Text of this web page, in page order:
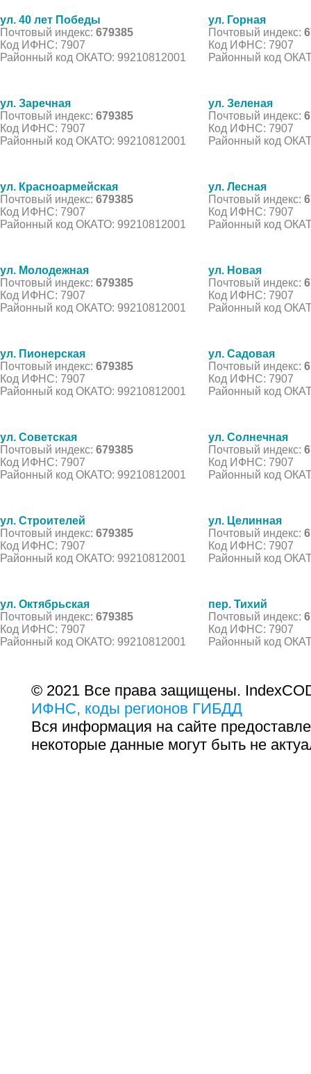
ул. 40 лет Победы
Почтовый индекс: 679385
Код ИФНС: 7907
Районный код ОКАТО: 99210812001
ул. Горная
Почтовый индекс:
Код ИФНС: 7907
Районный код
ул. Заречная
Почтовый индекс: 679385
Код ИФНС: 7907
Районный код ОКАТО: 99210812001
ул. Зеленая
Почтовый индекс:
Код ИФНС: 7907
Районный код
ул. Красноармейская
Почтовый индекс: 679385
Код ИФНС: 7907
Районный код ОКАТО: 99210812001
ул. Лесная
Почтовый индекс:
Код ИФНС: 7907
Районный код
ул. Молодежная
Почтовый индекс: 679385
Код ИФНС: 7907
Районный код ОКАТО: 99210812001
ул. Новая
Почтовый индекс:
Код ИФНС: 7907
Районный код
ул. Пионерская
Почтовый индекс: 679385
Код ИФНС: 7907
Районный код ОКАТО: 99210812001
ул. Садовая
Почтовый индекс:
Код ИФНС: 7907
Районный код
ул. Советская
Почтовый индекс: 679385
Код ИФНС: 7907
Районный код ОКАТО: 99210812001
ул. Солнечная
Почтовый индекс:
Код ИФНС: 7907
Районный код
ул. Строителей
Почтовый индекс: 679385
Код ИФНС: 7907
Районный код ОКАТО: 99210812001
ул. Целинная
Почтовый индекс:
Код ИФНС: 7907
Районный код
ул. Октябрьская
Почтовый индекс: 679385
Код ИФНС: 7907
Районный код ОКАТО: 99210812001
пер. Тихий
Почтовый индекс:
Код ИФНС: 7907
Районный код
© 2021 Все права защищены.
ИФНС, коды регионов ГИБДД
Вся информация на сайте
некоторые данные могут быть не